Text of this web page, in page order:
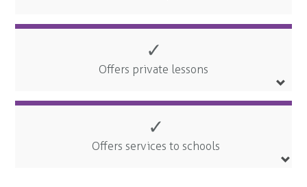
✓
Offers private lessons
✓
Offers services to schools